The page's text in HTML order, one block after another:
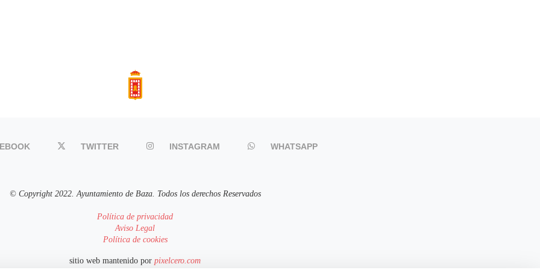
TWITTER INSTAGRAM WHATSAPP
© Copyright 2022. Ayuntamiento de Baza. Todos los derechos Reservados
Política de privacidad
Aviso Legal
Política de cookies
sitio web mantenido por pixelcero.com